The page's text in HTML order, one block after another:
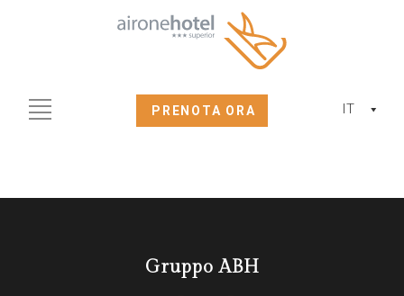
PRENOTA ORA IT
Gruppo ABH